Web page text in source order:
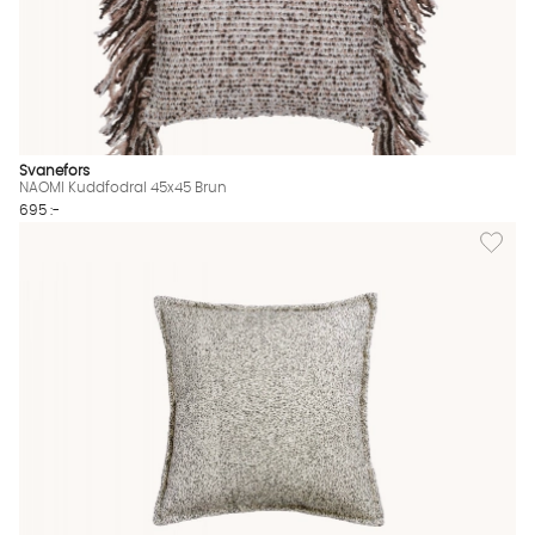
Svanefors
NAOMI Kuddfodral 45x45 Brun
695 :-
Lägg